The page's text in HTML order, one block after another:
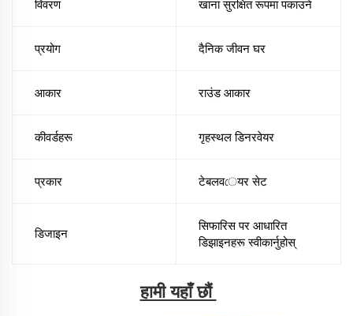
विवरण खाना सुरक्षित रूपमा पकाउने
प्रयोग दैनिक जीवन घर
आकार राउंड आकार
कीवर्डहरू गृहस्थल डिनरवेयर
प्रकार टेबलवেयर सेट
डिजाइन
सिफारिस पर आधारित
डिझाइनहरू स्वीकार्नुहोस्
हामी यहाँ छौं